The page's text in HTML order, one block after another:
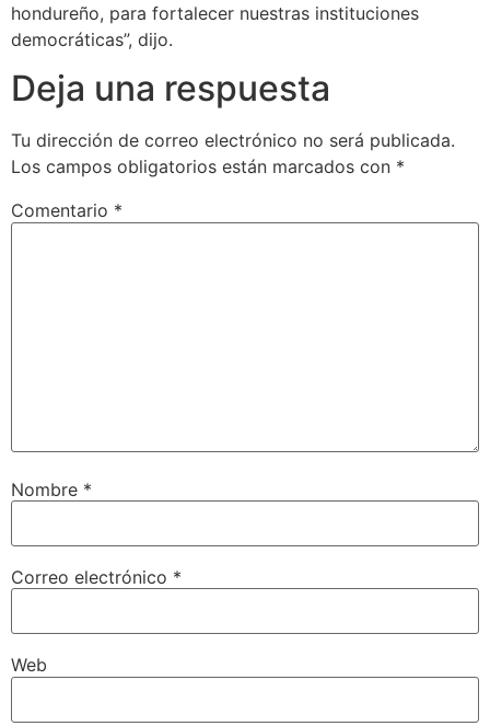
hondureño, para fortalecer nuestras instituciones
democráticas”, dijo.
Deja una respuesta
Tu dirección de correo electrónico no será publicada.
Los campos obligatorios están marcados con *
Comentario *
Nombre *
Correo electrónico *
Web